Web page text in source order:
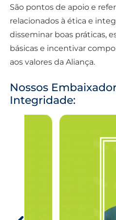
São pontos de apoio e
relacionados à ética e
disseminar boas práticas,
básicas e incentivar
aos valores da Aliança.
Nossos
Integridade: